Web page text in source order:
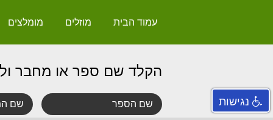
עמוד הבית מוזלים מומלצים
הקלד שם ספר או מחבר
נגישות